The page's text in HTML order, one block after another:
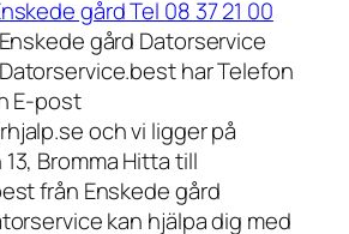
gård Tel 08 37 21 00
gård Datorservice
har Telefon
E-post
och vi ligger på
Bromma Hitta till
från Enskede gård
kan hjälpa dig med